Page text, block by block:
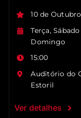
10 de
Terça,
Domingo
15:00
Auditório do
Estoril
Ver detalhes